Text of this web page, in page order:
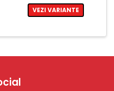
VEZI VARIANTE